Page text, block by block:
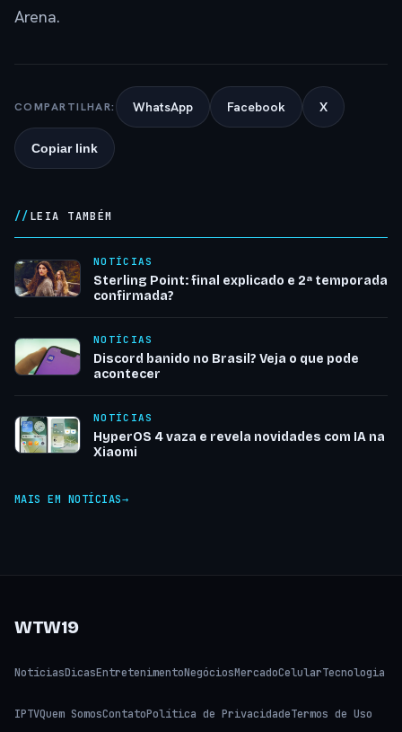
Arena.
COMPARTILHAR: WhatsApp Facebook X
Copiar link
LEIA TAMBÉM
NOTÍCIAS
Sterling Point: final explicado e 2ª temporada
confirmada?
NOTÍCIAS
Discord banido no Brasil? Veja o que pode
acontecer
NOTÍCIAS
HyperOS 4 vaza e revela novidades com IA na
Xiaomi
MAIS EM NOTÍCIAS
WTW19
NotíciasDicasEntretenimentoNegóciosMercadoCelularTecnologia
IPTVQuem SomosContatoPolítica de PrivacidadeTermos de Uso